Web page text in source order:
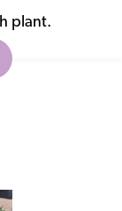
plant.